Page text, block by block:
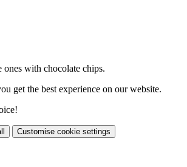
with chocolate chips.
get the best experience on our website.
Customise cookie settings